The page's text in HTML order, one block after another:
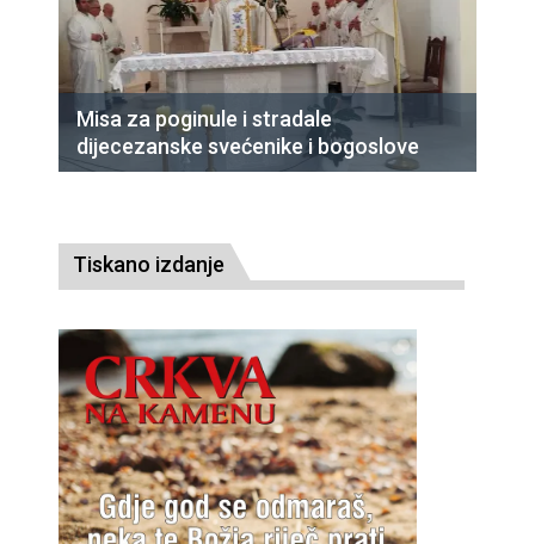
Misa za poginule i stradale
dijecezanske svećenike i bogoslove
Tiskano izdanje